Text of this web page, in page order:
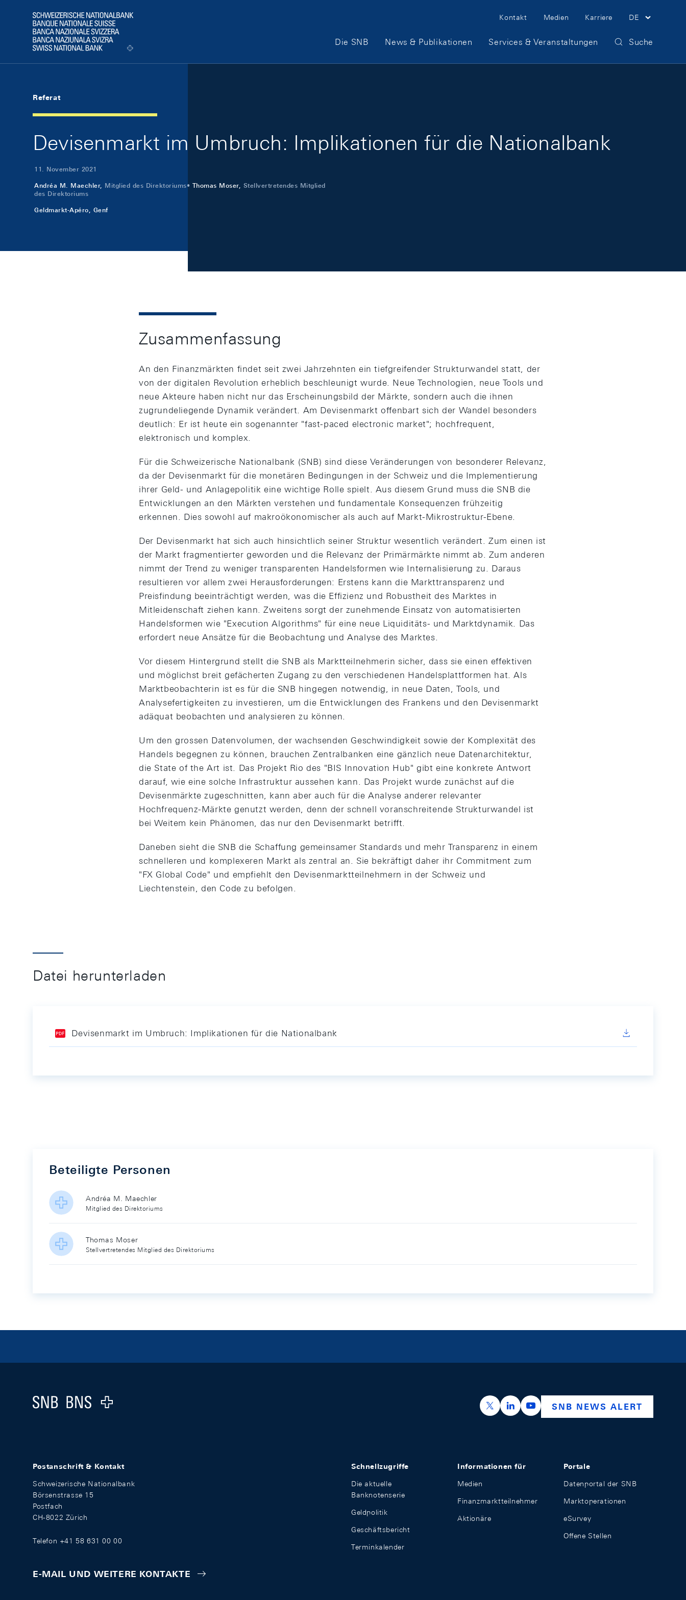
Logo
Meta Navigation
Kontakt Medien Karriere DE
Hauptnavigation
Die SNB News & Publikationen Services & Veranstaltungen Suche
Referat
Devisenmarkt im Umbruch: Implikationen für die Nationalbank
11. November 2021
Andréa M. Maechler, Mitglied des Direktoriums Thomas Moser, Stellvertretendes Mitglied
des Direktoriums
Geldmarkt-Apéro, Genf
Zusammenfassung
An den Finanzmärkten findet seit zwei Jahrzehnten ein tiefgreifender Strukturwandel statt, der
von der digitalen Revolution erheblich beschleunigt wurde. Neue Technologien, neue Tools und
neue Akteure haben nicht nur das Erscheinungsbild der Märkte, sondern auch die ihnen
zugrundeliegende Dynamik verändert. Am Devisenmarkt offenbart sich der Wandel besonders
deutlich: Er ist heute ein sogenannter "fast-paced electronic market"; hochfrequent,
elektronisch und komplex.
Für die Schweizerische Nationalbank (SNB) sind diese Veränderungen von besonderer Relevanz,
da der Devisenmarkt für die monetären Bedingungen in der Schweiz und die Implementierung
ihrer Geld- und Anlagepolitik eine wichtige Rolle spielt. Aus diesem Grund muss die SNB die
Entwicklungen an den Märkten verstehen und fundamentale Konsequenzen frühzeitig
erkennen. Dies sowohl auf makroökonomischer als auch auf Markt-Mikrostruktur-Ebene.
Der Devisenmarkt hat sich auch hinsichtlich seiner Struktur wesentlich verändert. Zum einen ist
der Markt fragmentierter geworden und die Relevanz der Primärmärkte nimmt ab. Zum anderen
nimmt der Trend zu weniger transparenten Handelsformen wie Internalisierung zu. Daraus
resultieren vor allem zwei Herausforderungen: Erstens kann die Markttransparenz und
Preisfindung beeinträchtigt werden, was die Effizienz und Robustheit des Marktes in
Mitleidenschaft ziehen kann. Zweitens sorgt der zunehmende Einsatz von automatisierten
Handelsformen wie "Execution Algorithms" für eine neue Liquiditäts- und Marktdynamik. Das
erfordert neue Ansätze für die Beobachtung und Analyse des Marktes.
Vor diesem Hintergrund stellt die SNB als Marktteilnehmerin sicher, dass sie einen effektiven
und möglichst breit gefächerten Zugang zu den verschiedenen Handelsplattformen hat. Als
Marktbeobachterin ist es für die SNB hingegen notwendig, in neue Daten, Tools, und
Analysefertigkeiten zu investieren, um die Entwicklungen des Frankens und den Devisenmarkt
adäquat beobachten und analysieren zu können.
Um den grossen Datenvolumen, der wachsenden Geschwindigkeit sowie der Komplexität des
Handels begegnen zu können, brauchen Zentralbanken eine gänzlich neue Datenarchitektur,
die State of the Art ist. Das Projekt Rio des "BIS Innovation Hub" gibt eine konkrete Antwort
darauf, wie eine solche Infrastruktur aussehen kann. Das Projekt wurde zunächst auf die
Devisenmärkte zugeschnitten, kann aber auch für die Analyse anderer relevanter
Hochfrequenz-Märkte genutzt werden, denn der schnell voranschreitende Strukturwandel ist
bei Weitem kein Phänomen, das nur den Devisenmarkt betrifft.
Daneben sieht die SNB die Schaffung gemeinsamer Standards und mehr Transparenz in einem
schnelleren und komplexeren Markt als zentral an. Sie bekräftigt daher ihr Commitment zum
"FX Global Code" und empfiehlt den Devisenmarktteilnehmern in der Schweiz und
Liechtenstein, den Code zu befolgen.
Datei herunterladen
Devisenmarkt im Umbruch: Implikationen für die Nationalbank
Beteiligte Personen
Andréa M. Maechler
Mitglied des Direktoriums
Thomas Moser
Stellvertretendes Mitglied des Direktoriums
Logo
https://x.com/snb_bns
https://ch.linkedin.com/company/swiss-
https://www.youtube.com/
SNB NEWS ALERT
Postanschrift & Kontakt
Schweizerische Nationalbank
Börsenstrasse 15
Postfach
CH-8022 Zürich
Telefon +41 58 631 00 00
E-MAIL UND WEITERE KONTAKTE
Schnellzugriffe
Die aktuelle
Banknotenserie
Geldpolitik
Geschäftsbericht
Terminkalender
Informationen für
Medien
Finanzmarktteilnehmer
Aktionäre
Portale
Datenportal der SNB
Marktoperationen
eSurvey
Offene Stellen